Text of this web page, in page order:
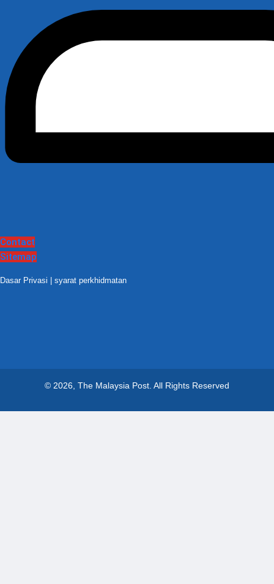
Contact
Sitemap
Dasar Privasi | syarat perkhidmatan
© 2026, The Malaysia Post. All Rights Reserved